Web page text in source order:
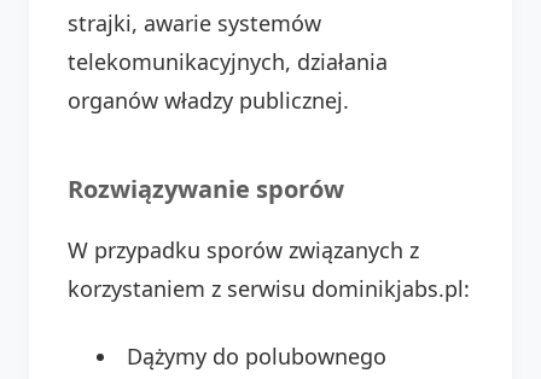
strajki, awarie systemów
telekomunikacyjnych, działania
organów władzy publicznej.
Rozwiązywanie sporów
W przypadku sporów związanych z
korzystaniem z serwisu dominikjabs.pl:
Dążymy do polubownego